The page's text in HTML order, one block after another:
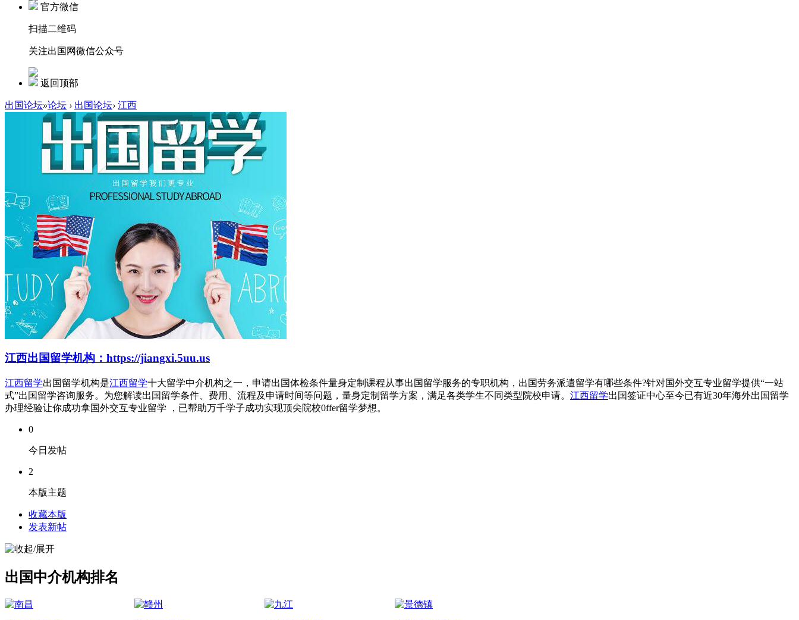
官方微信
扫描二维码
关注出国网微信公众号
返回顶部
出国论坛»论坛 › 出国论坛› 江西
江西出国留学机构：https://jiangxi.5uu.us
江西留学出国留学机构是江西留学十大留学中介机构之一，申请出国体检条件量身定制课程从事出国留学服务的专职机构，出国劳务派遣留学有哪些条件?针对国外交互专业留学提供“一站
式”出国留学咨询服务。为您解读出国留学条件、费用、流程及申请时间等问题，量身定制留学方案，满足各类学生不同类型院校申请。 江西留学出国签证中心至今已有近30年海外出国留学
办理经验让你成功拿国外交互专业留学 ，已帮助万千学子成功实现顶尖院校0ffer留学梦想。
0
今日发帖
2
本版主题
收藏本版
发表新帖
出国中介机构排名